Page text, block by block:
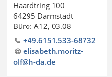
Haardtring 100
64295 Darmstadt
Büro: A12, 03.08
+49.6151.533-68732
elisabeth.moritz-
olf@h-da.de